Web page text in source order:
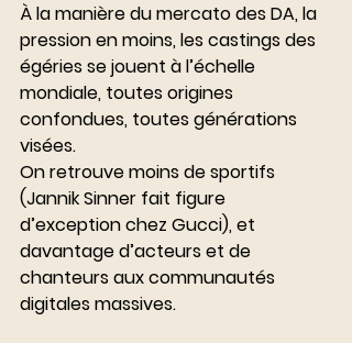
À la manière du mercato des DA, la
pression en moins, les castings des
égéries se jouent à l’échelle
mondiale, toutes origines
confondues, toutes générations
visées.
On retrouve moins de sportifs
(Jannik Sinner fait figure
d’exception chez Gucci), et
davantage d’acteurs et de
chanteurs aux communautés
digitales massives.